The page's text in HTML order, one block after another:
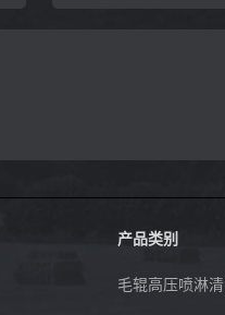
产品类别
毛辊高压喷淋